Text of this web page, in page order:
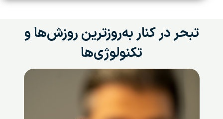
تبحر در کنار به‌روزترین روزش‌ها و
تکنولوژی‌ها